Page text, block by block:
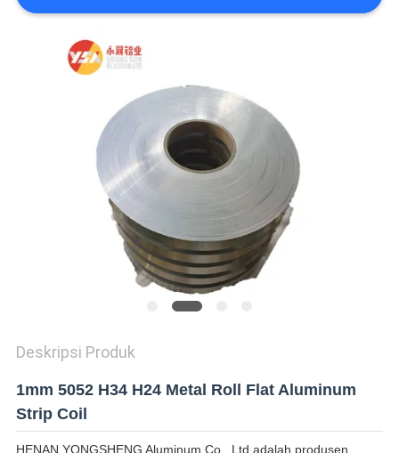
KEBIJAKAN
Deskripsi Produk
1mm 5052 H34 H24 Metal Roll Flat Aluminum
Strip Coil
HENAN YONGSHENG Aluminum Co., Ltd adalah produsen